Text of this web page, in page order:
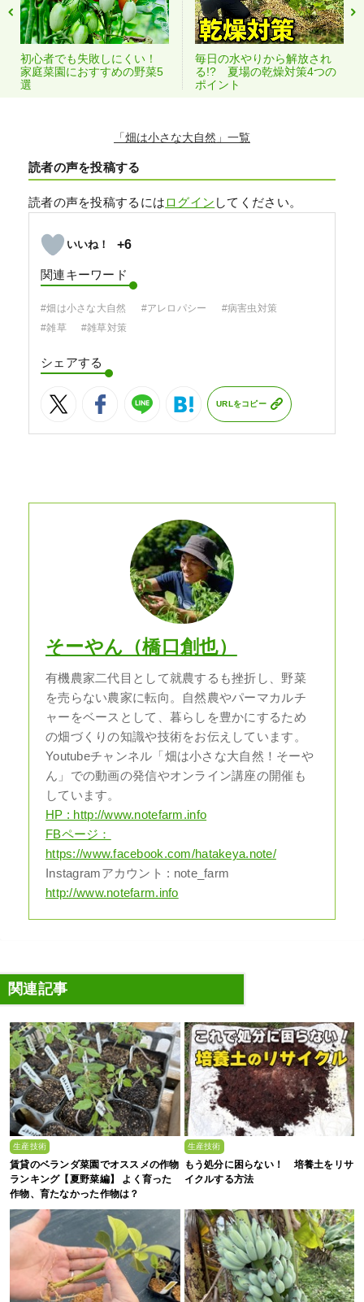
初心者でも失敗しにくい！
家庭菜園におすすめの野菜5
選
毎日の水やりから解放され
る!? 夏場の乾燥対策4つの
ポイント
「畑は小さな大自然」
読者の声を投稿する
読者の声を投稿するにはログイン してください。
+6
関連キーワード
#畑は小さな大自然 #アレロパシー
#病害虫対策
#雑草
#雑草対策
シェアする
URLをコピー
そーやん（橋口創也）
有機農家二代目として就農するも挫折し、野菜
を売らない農家に転向。自然農やパーマカルチ
ャーをベースとして、暮らしを豊かにするため
の畑づくりの知識や技術をお伝えしています。
Youtubeチャンネル「畑は小さな大自然！そーや
ん」での動画の発信やオンライン講座の開催も
しています。
HP : http://www.notefarm.info
FBページ：
https://www.facebook.com/hatakeya.note/
Instagramアカウント : note_farm
http://www.notefarm.info
関連記事
生産技術
賃貸のベランダ菜園でオススメの作物
ランキング【夏野菜編】 よく育った
作物、育たなかった作物は？
生産技術
もう処分に困らない！ 培養土をリサ
イクルする方法